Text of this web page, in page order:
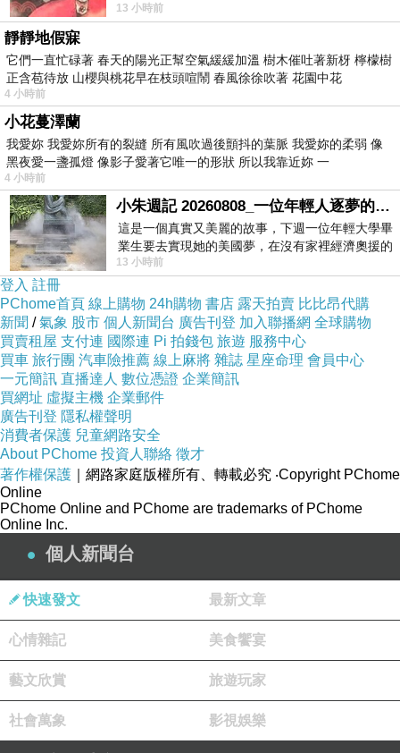
胖老爹，
(吃炸雞找希望)
停止衰老、痛覺消失…堪
13 小時前
靜靜地假寐
它們一直忙碌著 春天的陽光正幫空氣緩緩加溫 樹木催吐著新枒 檸檬樹
正含苞待放 山櫻與桃花早在枝頭喧鬧 春風徐徐吹著 花園中花
4 小時前
小花蔓澤蘭
我愛妳 我愛妳所有的裂縫 所有風吹過後顫抖的葉脈 我愛妳的柔弱 像
黑夜愛一盞孤燈 像影子愛著它唯一的形狀 所以我靠近妳 一
4 小時前
小朱週記 20260808_一位年輕人逐夢的真實故事
這是一個真實又美麗的故事，下週一位年輕大學畢
業生要去實現她的美國夢，在沒有家裡經濟奧援的
情況下，靠著自我努力工作累積出國基
13 小時前
登入 註冊
PChome首頁 線上購物 24h購物 書店 露天拍賣 比比昂代購
新聞 /氣象 股市 個人新聞台 廣告刊登 加入聯播網 全球購物
買賣租屋 支付連 國際連 Pi 拍錢包 旅遊 服務中心
買車 旅行團 汽車險推薦 線上麻將 雜誌 星座命理 會員中心
一元簡訊 直播達人 數位憑證 企業簡訊
買網址 虛擬主機 企業郵件
廣告刊登 隱私權聲明
消費者保護 兒童網路安全
About PChome 投資人聯絡 徵才
著作權保護 ｜網路家庭版權所有、轉載必究 ‧Copyright PChome
Online
PChome Online and PChome are trademarks of PChome
Online Inc.
個人新聞台
快速發文 最新文章
心情雜記 美食饗宴
藝文欣賞 旅遊玩家
社會萬象 影視娛樂